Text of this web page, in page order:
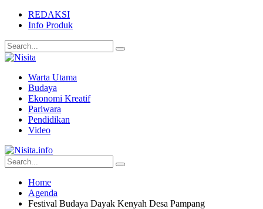
REDAKSI
Info Produk
Warta Utama
Budaya
Ekonomi Kreatif
Pariwara
Pendidikan
Video
Home
Agenda
Festival Budaya Dayak Kenyah Desa Pampang